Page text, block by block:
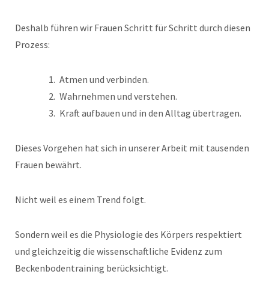
Deshalb führen wir Frauen Schritt für Schritt durch diesen
Prozess:
Atmen und verbinden.
Wahrnehmen und verstehen.
Kraft aufbauen und in den Alltag übertragen.
Dieses Vorgehen hat sich in unserer Arbeit mit tausenden
Frauen bewährt.
Nicht weil es einem Trend folgt.
Sondern weil es die Physiologie des Körpers respektiert
und gleichzeitig die wissenschaftliche Evidenz zum
Beckenbodentraining berücksichtigt.